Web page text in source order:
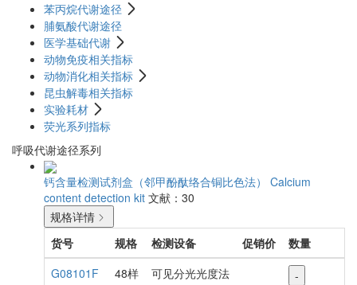
苯丙烷代谢途径
脯氨酸代谢途径
医学基础代谢
动物免疫相关指标
动物消化相关指标
昆虫解毒相关指标
实验耗材
荧光系列指标
呼吸代谢途径系列
钙含量检测试剂盒（邻甲酚酞络合铜比色法）
Calcium
content detection kit 文献：30
规格详情
货号
规格 检测设备 促销价
数量
G08101F
48样 可见分光光度法 -